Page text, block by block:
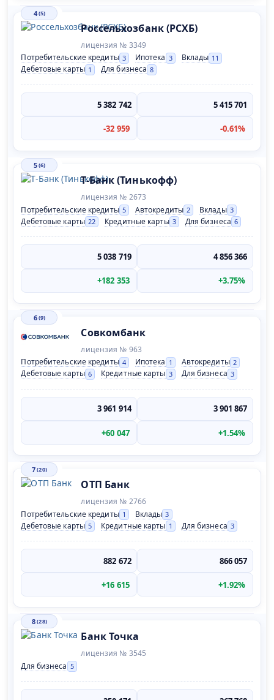
4(5)
Россельхозбанк (РСХБ)
лицензия № 3349
Потребительские кредиты 3 Ипотека 3 Вклады 11
Дебетовые карты 1 Для бизнеса 8
5 382 742 5 415 701
-32 959 -0.61%
5(6)
Т-Банк (Тинькофф)
лицензия № 2673
Потребительские кредиты 5 Автокредиты 2 Вклады 3
Дебетовые карты 22 Кредитные карты 3 Для бизнеса 6
5 038 719 4 856 366
+182 353 +3.75%
6(9)
Совкомбанк
лицензия № 963
Потребительские кредиты 4 Ипотека 1 Автокредиты 2
Дебетовые карты 6 Кредитные карты 3 Для бизнеса 3
3 961 914 3 901 867
+60 047 +1.54%
7(20)
ОТП Банк
лицензия № 2766
Потребительские кредиты 1 Вклады 3
Дебетовые карты 5 Кредитные карты 1 Для бизнеса 3
882 672 866 057
+16 615 +1.92%
8(28)
Банк Точка
лицензия № 3545
Для бизнеса 5